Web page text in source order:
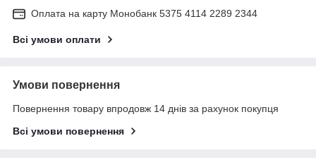
Оплата на карту Монобанк 5375 4114 2289 2344
Всі умови оплати
Умови повернення
Повернення товару впродовж 14 днів за рахунок покупця
Всі умови повернення